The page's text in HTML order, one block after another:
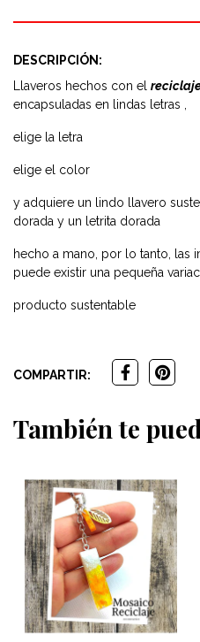
DESCRIPCIÓN:
Llaveros hechos con el reciclaje
encapsuladas en lindas letras ,
elige la letra
elige el color
y adquiere un lindo llavero
dorada y un letrita dorada
hecho a mano, por lo tanto, las
puede existir una pequeña
producto sustentable
COMPARTIR:
También te